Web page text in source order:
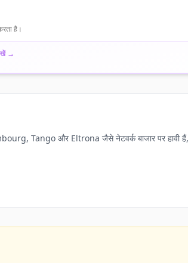
है।
→
Tango और Eltrona जैसे नेटवर्क बाजार पर हावी